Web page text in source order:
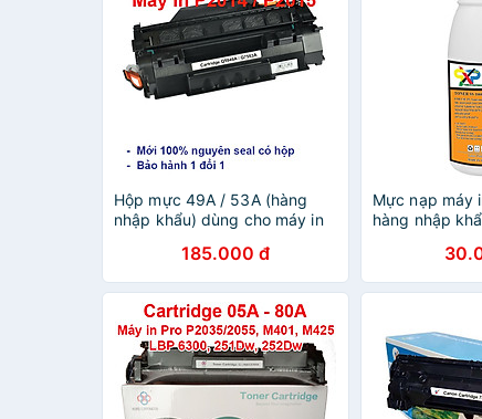
Hộp mực 49A / 53A (hàng
nhập khẩu) dùng cho máy in
3390, 3392, M2727, P2015 và
Canon LBP 3300, 3360,
3370, 3310 - Cartridge
Q5949A/Q7553A mới 100%
[Fullbox]
185.000 đ
Mực nạp máy
hàng nhập
máy in HP
135w, 137fnw
107A - w1107a